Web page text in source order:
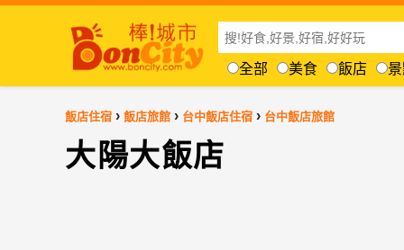
全部 美食 飯店
飯店住宿 › 飯店旅館 › 台中飯店住宿 › 台中飯店旅館
大陽大飯店